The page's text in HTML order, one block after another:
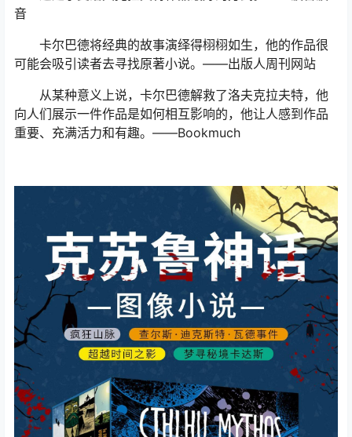
音
卡尔巴德将经典的故事演绎得栩栩如生，他的作品很
可能会吸引读者去寻找原著小说。——出版人周刊网站
从某种意义上说，卡尔巴德解救了洛夫克拉夫特，他
向人们展示一件作品是如何相互影响的，他让人感到作品
重要、充满活力和有趣。——Bookmuch